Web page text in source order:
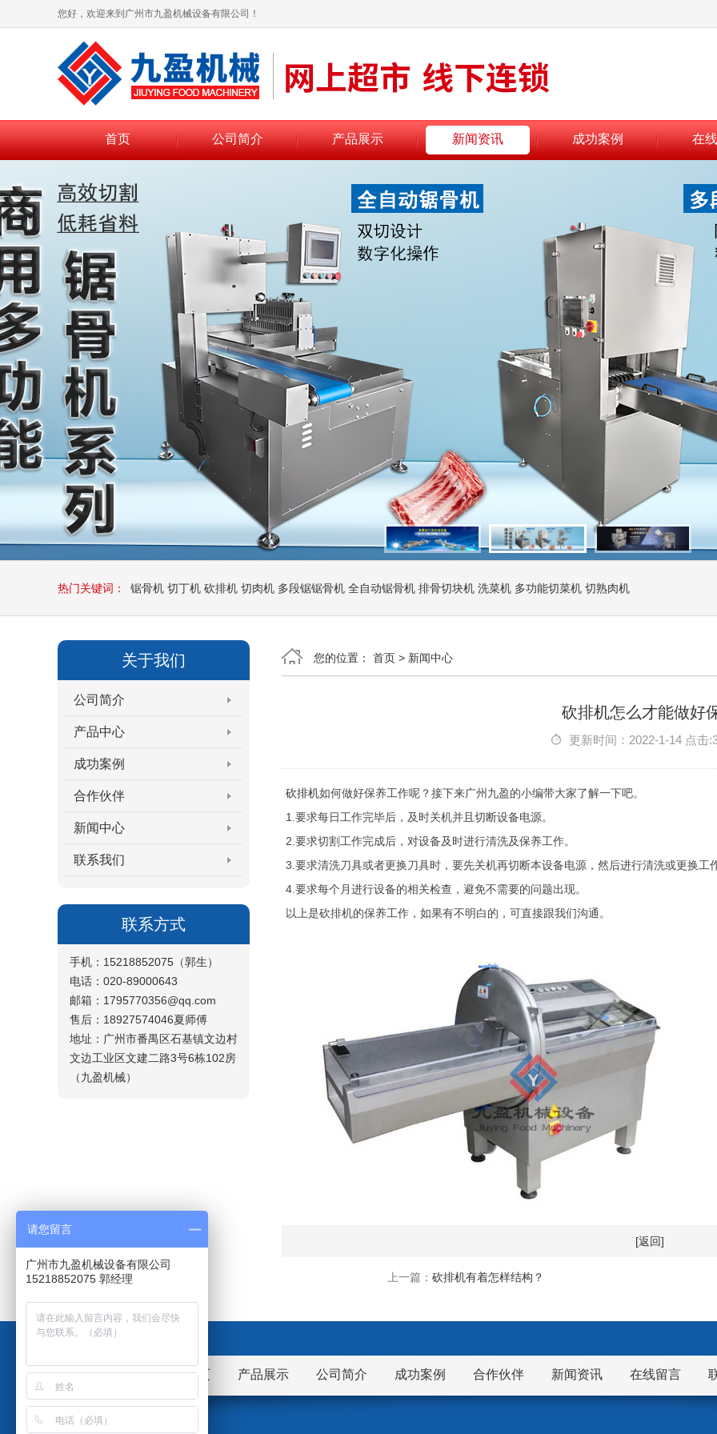
您好，欢迎来到广州市九盈机械设备有限公司！
首页 公司简介 产品展示 新闻资讯 成功案例 在
热门关键词： 锯骨机 切丁机 砍排机 切肉机 多段锯锯骨机 全自动锯骨机 排骨切块机 洗菜机 多功能切菜机 切熟肉机
关于我们
公司简介
产品中心
成功案例
合作伙伴
新闻中心
联系我们
联系方式
手机：15218852075（郭生）
电话：020-89000643
邮箱：1795770356@qq.com
售后：18927574046夏师傅
地址：广州市番禺区石基镇文边村
文边工业区文建二路3号6栋102房
（九盈机械）
您的位置： 首页 > 新闻中心
砍排机怎么才能做好
更新时间：2022-1-14 点击
砍排机如何做好保养工作呢？接下来广州九盈的小编带大家了解一下吧。
1.要求每日工作完毕后，及时关机并且切断设备电源。
2.要求切割工作完成后，对设备及时进行清洗及保养工作。
3.要求清洗刀具或者更换刀具时，要先关机再切断本设备电源，然后进行清洗或更换工
4.要求每个月进行设备的相关检查，避免不需要的问题出现。
以上是砍排机的保养工作，如果有不明白的，可直接跟我们沟通。
[返回]
上一篇： 砍排机有着怎样结构？
网站首页 产品展示 公司简介 成功案例 合作伙伴 新闻资讯 在线留言
请您留言
广州市九盈机械设备有限公司
15218852075 郭经理